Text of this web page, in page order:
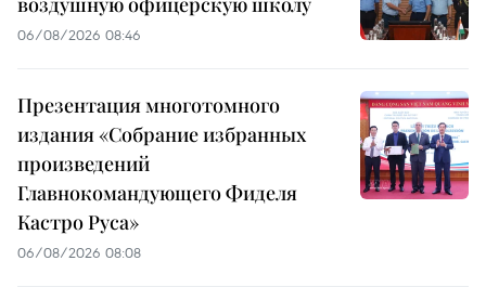
06/08/2026 08:46
Презентация многотомного
издания «Собрание избранных
произведений
Главнокомандующего Фиделя
Кастро Руса»
06/08/2026 08:08